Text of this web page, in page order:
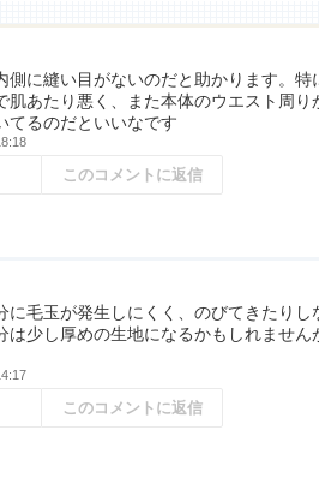
側に縫い目がないのだと助かります。特
肌あたり悪く、また本体のウエスト周
てるのだといいなです
このコメントに返信
に毛玉が発生しにくく、のびてきたりし
は少し厚めの生地になるかもしれませ
このコメントに返信